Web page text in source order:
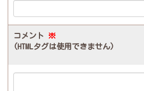
コメント ※
(HTMLタグは使用できません)